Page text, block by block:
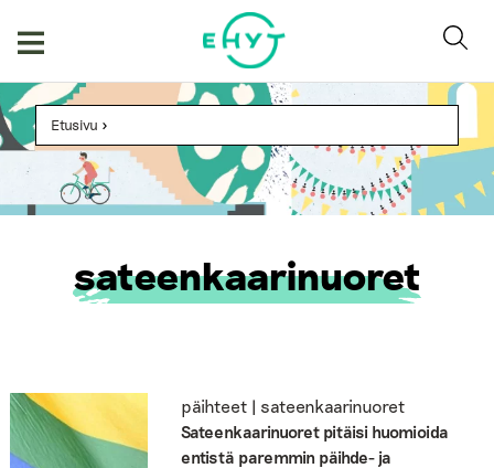
Etusivu >
sateenkaarinuoret
päihteet | sateenkaarinuoret
Sateenkaarinuoret pitäisi huomioida
entistä paremmin päihde- ja